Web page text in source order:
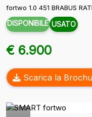
fortwo 1.0 451 BRABUS
DISPONIBILE USATO
€ 6.900
Scarica la